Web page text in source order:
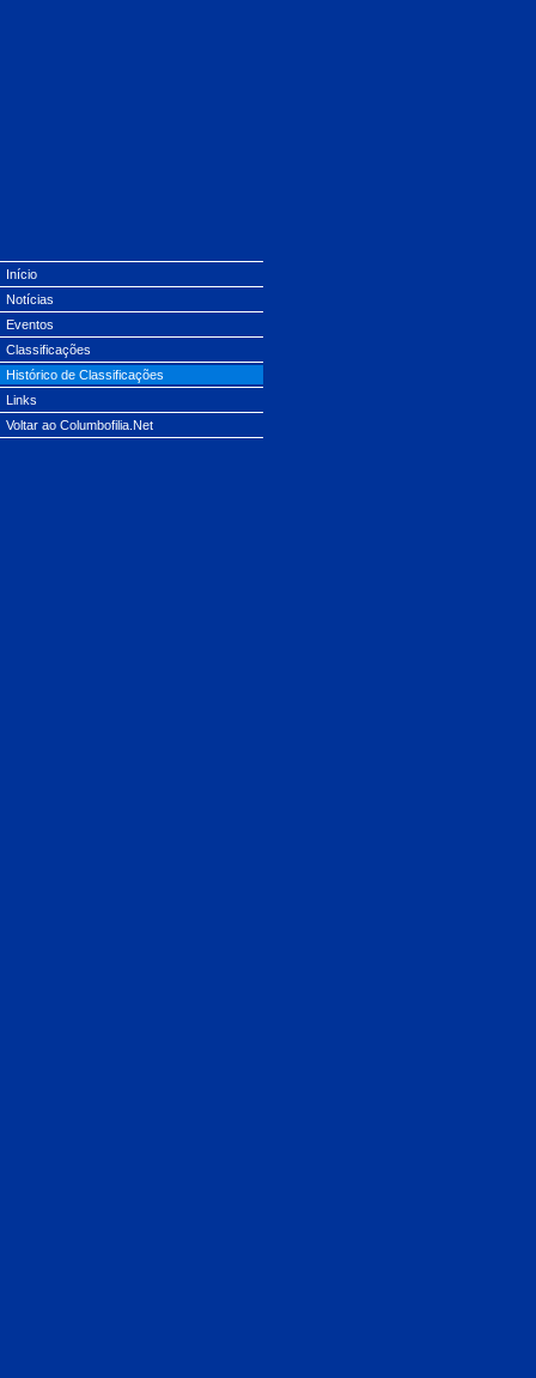
Início
Notícias
Eventos
Classificações
Histórico de Classificações
Links
Voltar ao Columbofilia.Net